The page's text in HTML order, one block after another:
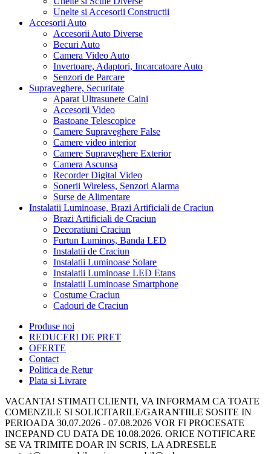
Unelte si Accesorii Constructii
Accesorii Auto
Accesorii Auto Diverse
Becuri Auto
Camera Video Auto
Invertoare, Adaptori, Incarcatoare Auto
Senzori de Parcare
Supraveghere, Securitate
Aparat Ultrasunete Caini
Accesorii Video
Bastoane Telescopice
Camere Supraveghere False
Camere video interior
Camere Supraveghere Exterior
Camera Ascunsa
Recorder Digital Video
Sonerii Wireless, Senzori Alarma
Surse de Alimentare
Instalatii Luminoase, Brazi Artificiali de Craciun
Brazi Artificiali de Craciun
Decoratiuni Craciun
Furtun Luminos, Banda LED
Instalatii de Craciun
Instalatii Luminoase Solare
Instalatii Luminoase LED Etans
Instalatii Luminoase Smartphone
Costume Craciun
Cadouri de Craciun
Produse noi
REDUCERI DE PRET
OFERTE
Contact
Politica de Retur
Plata si Livrare
VACANTA! STIMATI CLIENTI, VA INFORMAM CA TOATE
COMENZILE SI SOLICITARILE/GARANTIILE SOSITE IN
PERIOADA 30.07.2026 - 07.08.2026 VOR FI PROCESATE
INCEPAND CU DATA DE 10.08.2026. ORICE NOTIFICARE
SE VA TRIMITE DOAR IN SCRIS, LA ADRESELE